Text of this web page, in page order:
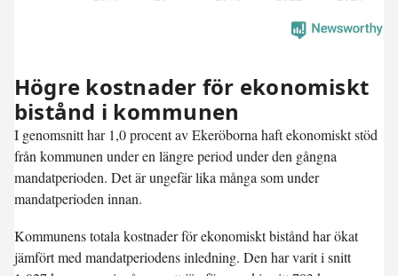
Högre kostnader för ekonomiskt
bistånd i kommunen
I genomsnitt har 1,0 procent av Ekerö­borna haft ekonomiskt stöd
från kommunen under en längre period under den gångna
mandatperioden. Det är ungefär lika många som under
mandatperioden innan.
Kommunens totala kostnader för ekonomiskt bistånd har ökat
jämfört med mandatperiodens inledning. Den har varit i snitt